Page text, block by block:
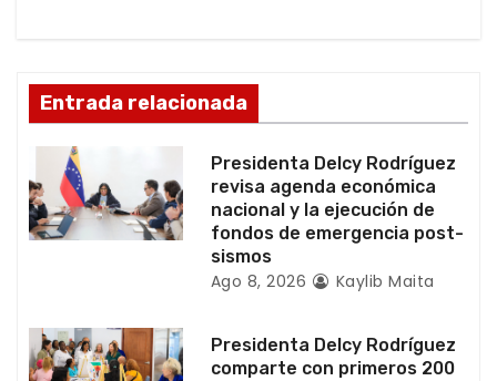
d
e
e
n
r
Entrada relacionada
Presidenta Delcy Rodríguez
revisa agenda económica
nacional y la ejecución de
fondos de emergencia post-
sismos
Ago 8, 2026 Kaylib Maita
Presidenta Delcy Rodríguez
comparte con primeros 200